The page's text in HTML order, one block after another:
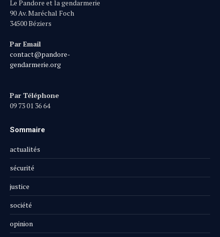
Le Pandore et la gendarmerie
90 Av. Maréchal Foch
34500 Béziers
Par Email
contact@pandore-
gendarmerie.org
Par Téléphone
09 73 01 36 64
Sommaire
actualités
sécurité
justice
société
opinion